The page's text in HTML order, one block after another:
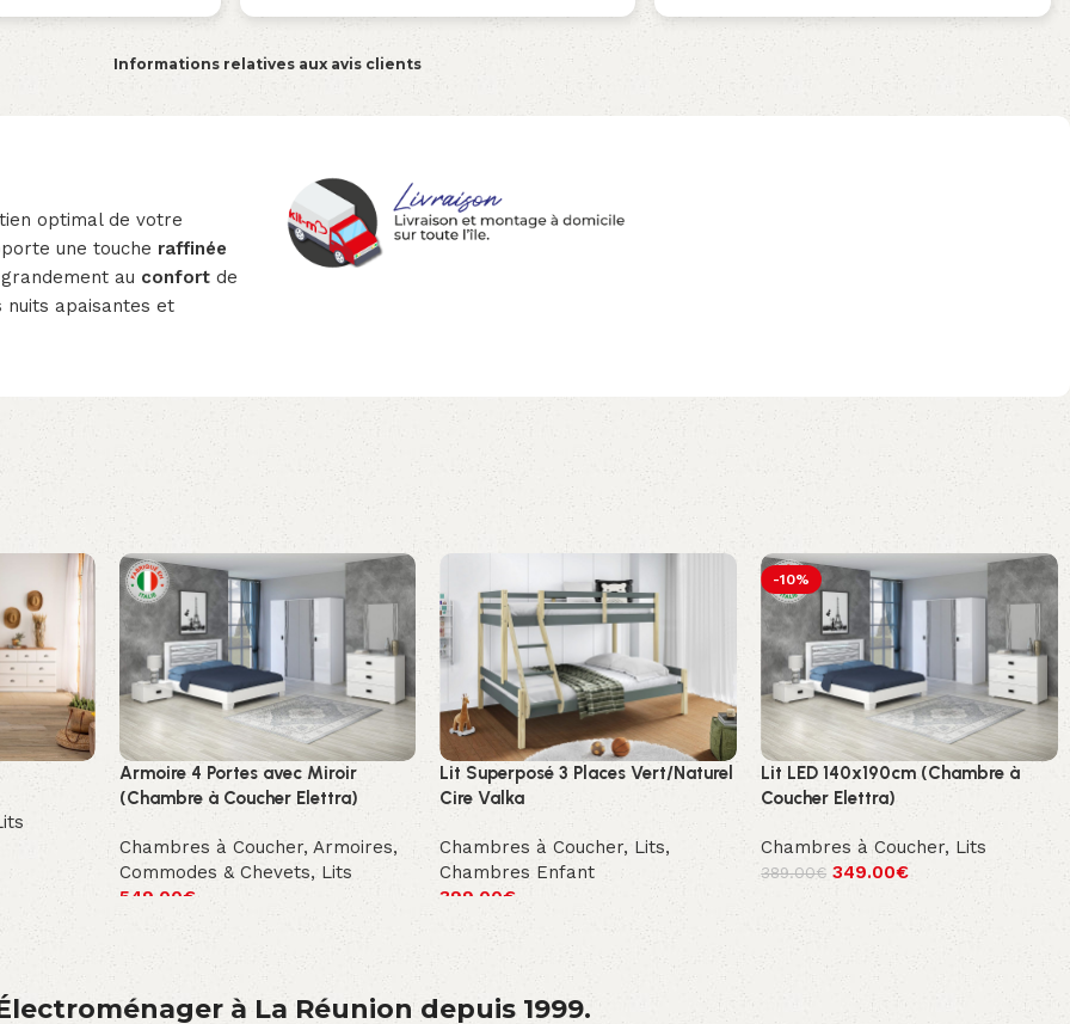
Informations relatives aux avis clients
optimal de votre
une touche raffinée
au confort de
apaisantes et
Armoire 4 Portes avec Miroir
(Chambre à Coucher Elettra)
Chambres à Coucher, Armoires,
Commodes & Chevets, Lits
549.00€
Lit Superposé 3 Places Vert/Naturel
Cire Valka
Chambres à Coucher, Lits,
Chambres Enfant
399.00€
-10%
Lit LED 140x190cm (Chambre à
Coucher Elettra)
Chambres à Coucher, Lits
389.00€ 349.00€
à La Réunion depuis 1999.